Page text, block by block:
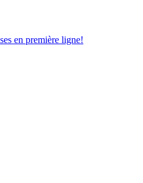
en première ligne!